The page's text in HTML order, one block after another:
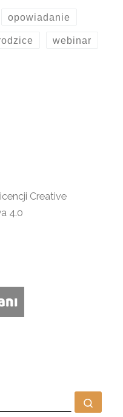
opowiadanie
webinar
Creative
4.0